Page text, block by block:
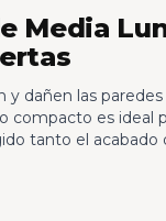
Media
dañen las
compacto es ideal
tanto el acabado